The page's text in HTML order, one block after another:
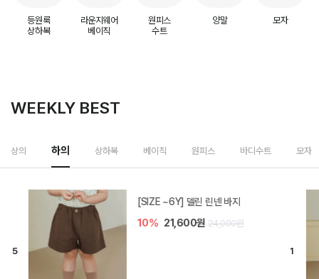
등원룩
상하복
라운지웨어
베이직
원피스
수트
양말 모자
WEEKLY BEST
상의 하의 상하복 베이직 원피스 바디수트 모자
[SIZE ~6Y] 델린 린넨 바지
10% 21,600원 24,000원